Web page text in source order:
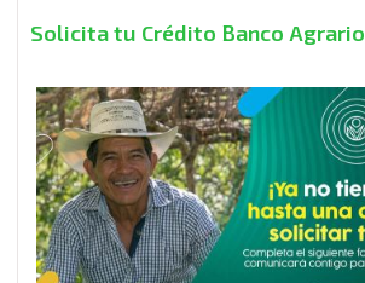
Solicita tu Crédito Banco Agrario